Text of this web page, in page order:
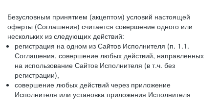
Безусловным принятием (акцептом) условий настоящей
оферты (Соглашения) считается совершение одного или
нескольких из следующих действий:
регистрация на одном из Сайтов Исполнителя (п. 1.1.
Соглашения, совершение любых действий, направленных
на использование Сайтов Исполнителя (в т.ч. без
регистрации),
совершение любых действий через приложение
Исполнителя или установка приложения Исполнителя